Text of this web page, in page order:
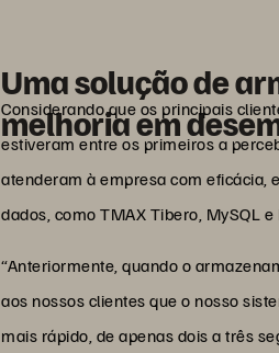
Uma solução de
melhoria em
Considerando que os principais
estiveram entre os primeiros a
atenderam à empresa com eficácia,
dados, como TMAX Tibero, MySQL
“Anteriormente, quando o
aos nossos clientes que o nosso
mais rápido, de apenas dois a três